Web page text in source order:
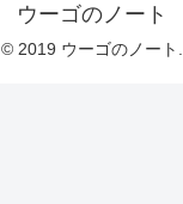
ウーゴのノート
© 2019 ウーゴのノート.